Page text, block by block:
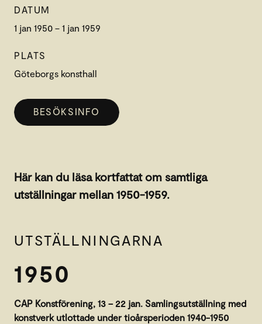
DATUM
1 jan 1950 – 1 jan 1959
PLATS
Göteborgs konsthall
BESÖKSINFO
Här kan du läsa kortfattat om samtliga
utställningar mellan 1950-1959.
UTSTÄLLNINGARNA
1950
CAP Konstförening, 13 – 22 jan. Samlingsutställning med
konstverk utlottade under tioårsperioden 1940-1950